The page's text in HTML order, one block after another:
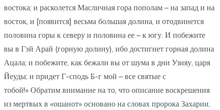
востока; и расколется Масличная гора пополам – на запад и на
восток, и [появится] весьма большая долина, и отодвинется
половина горы к северу и половина ее – к югу. И побежите
вы в Гэй Арай (горную долину), ибо достигнет горная долина
Ацала; и побежите, как бежали вы от шума в дни Узияу, царя
Йеуды; и придет Г-сподь Б-г мой – все святые с
тобой!» Обратим внимание на то, что описание воскрешения
из мертвых в «ошанот» основано на словах пророка Захарии,